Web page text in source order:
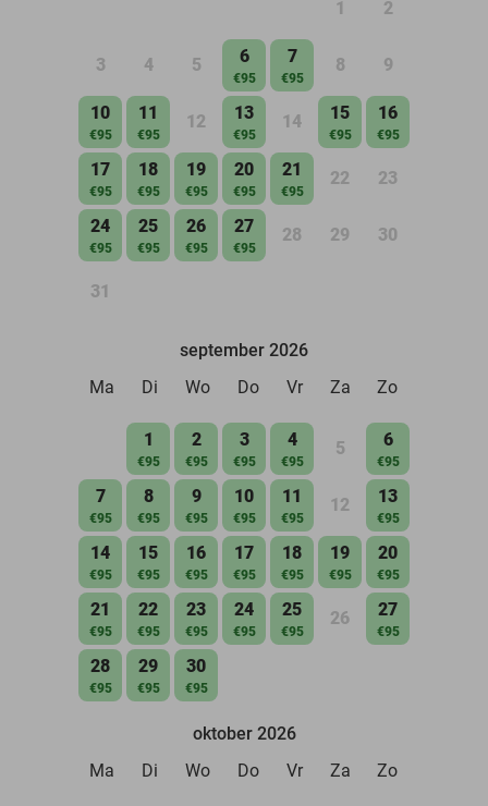
1 2
3 4 5 6
€95
7
€95
8 9
10
€95
11
€95
12 13
€95
14 15
€95
16
€95
17
€95
18
€95
19
€95
20
€95
21
€95
22 23
24
€95
25
€95
26
€95
27
€95
28 29 30
31
september 2026
Ma
Di Wo Do Vr Za Zo
1
€95
2
€95
3
€95
4
€95
5 6
€95
7
€95
8
€95
9
€95
10
€95
11
€95
12 13
€95
14
€95
15
€95
16
€95
17
€95
18
€95
19
€95
20
€95
21
€95
22
€95
23
€95
24
€95
25
€95
26 27
€95
28
€95
29
€95
30
€95
oktober 2026
Ma
Di Wo Do Vr Za Zo